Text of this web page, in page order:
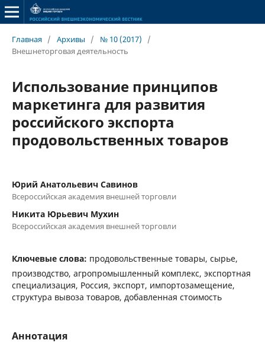
Главная / Архивы / № 10 (2017)
/
Внешнеторговая деятельность
Использование принципов
маркетинга для развития
российского экспорта
продовольственных товаров
Юрий Анатольевич Савинов
Всероссийская академия внешней торговли
Никита Юрьевич Мухин
Всероссийская академия внешней торговли
Ключевые слова: продовольственные товары, сырье,
производство, агропромышленный комплекс, экспортная
специализация, Россия, экспорт, импортозамещение,
структура вывоза товаров, добавленная стоимость
Аннотация